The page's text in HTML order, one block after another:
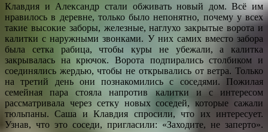
Клавдия и Александр стали обживать новый дом. Всё им
нравилось в деревне, только было непонятно, почему у всех
такие высокие заборы, железные, наглухо закрытые ворота и
калитки с наружными звонками. У них самих вместо забора
была сетка рабица, чтобы куры не убежали, а калитка
закрывалась на крючок. Ворота подпирались столбиком и
соединялись жердью, чтобы не открывались от ветра. Только
на третий день они познакомились с соседями. Пожилая
семейная пара стояла напротив калитки и с интересом
рассматривала через сетку новых соседей, которые сажали
тюльпаны. Саша и Клавдия спросили, что их интересует.
Узнав, что это соседи, пригласили: «Заходите, не заперто».